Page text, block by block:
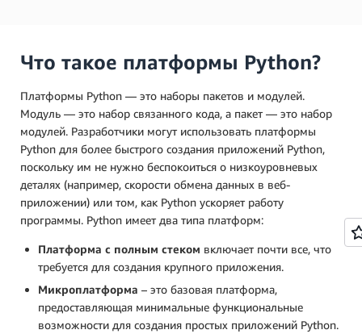
Что такое платформы Python?
Платформы Python — это наборы пакетов и модулей.
Модуль — это набор связанного кода, а пакет — это набор
модулей. Разработчики могут использовать платформы
Python для более быстрого создания приложений Python,
поскольку им не нужно беспокоиться о низкоуровневых
деталях (например, скорости обмена данных в веб-
приложении) или том, как Python ускоряет работу
программы. Python имеет два типа платформ:
Платформа с полным стеком включает почти все, что
требуется для создания крупного приложения.
Микроплатформа – это базовая платформа,
предоставляющая минимальные функциональные
возможности для создания простых приложений Python.